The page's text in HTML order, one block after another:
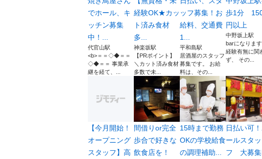
でホール、キ
ッチン募集
中！...
代官山駅
<b>＝＝◇◆＝＝
◇◆＝＝ 事業承
継を経て、...
経験OK★カッ
ト済み食材
多...
神楽坂駅
【PRポイント】
＼カット済み食材
多数で未...
ッフ募集！お
給料、交通費
1...
平和島駅
居酒屋のスタッフ
募集です。 お給
料は、その...
歩1分
円以上
中野坂上駅
barになりま
経験有無に関
ず、 その...
【今月開始！
オープニング
スタッフ】高
間借りor完全
歩合で好きな
飲食店を！
15時まで勤務
OKの学校給食
の調理補助...
日払い可
ールスタッ
フ 大募集